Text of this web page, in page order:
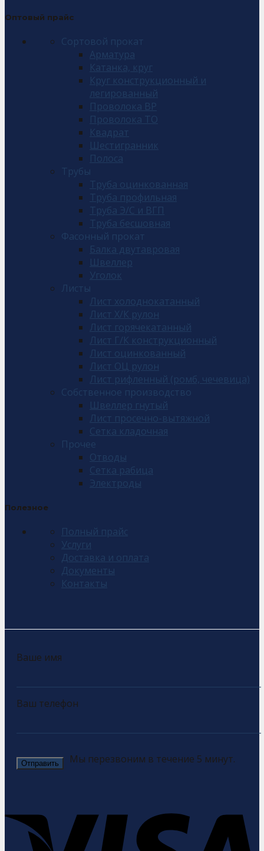
Оптовый прайс
Сортовой прокат
Арматура
Катанка, круг
Круг конструкционный и
легированный
Проволока ВР
Проволока ТО
Квадрат
Шестигранник
Полоса
Трубы
Труба оцинкованная
Труба профильная
Труба Э/С и ВГП
Труба бесшовная
Фасонный прокат
Балка двутавровая
Швеллер
Уголок
Листы
Лист холоднокатанный
Лист Х/К рулон
Лист горячекатанный
Лист Г/К конструкционный
Лист оцинкованный
Лист ОЦ рулон
Лист рифленный (ромб, чечевица)
Собственное производство
Швеллер гнутый
Лист просечно-вытяжной
Сетка кладочная
Прочее
Отводы
Сетка рабица
Электроды
Полезное
Полный прайс
Услуги
Доставка и оплата
Документы
Контакты
Ваше имя
Ваш телефон
Мы перезвоним в течение 5 минут.